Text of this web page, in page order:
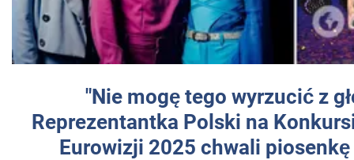
"Nie mogę tego wyrzucić z
Reprezentantka Polski na
Eurowizji 2025 chwali